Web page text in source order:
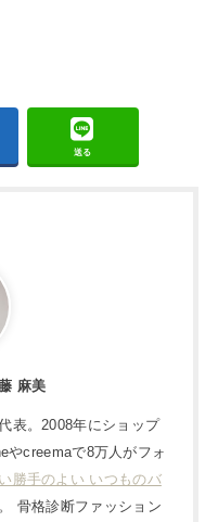
送る
麻美
表。2008年にショップ
やcreemaで8万人がフォ
勝手のよい いつものバ
骨格診断ファッション